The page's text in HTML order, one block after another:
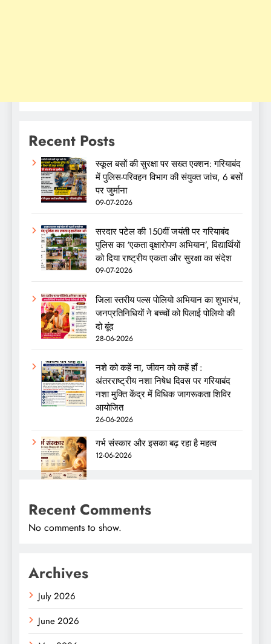
Recent Posts
स्कूल बसों की सुरक्षा पर सख्त एक्शन: गरियाबंद
में पुलिस-परिवहन विभाग की संयुक्त जांच, 6 बसों
पर जुर्माना
09-07-2026
सरदार पटेल की 150वीं जयंती पर गरियाबंद
पुलिस का ‘एकता वृक्षारोपण अभियान’, विद्यार्थियों
को दिया राष्ट्रीय एकता और सुरक्षा का संदेश
09-07-2026
जिला स्तरीय पल्स पोलियो अभियान का शुभारंभ,
जनप्रतिनिधियों ने बच्चों को पिलाई पोलियो की
दो बूंद
28-06-2026
नशे को कहें ना, जीवन को कहें हाँ :
अंतरराष्ट्रीय नशा निषेध दिवस पर गरियाबंद
नशा मुक्ति केंद्र में विधिक जागरूकता शिविर
आयोजित
26-06-2026
गर्भ संस्कार और इसका बढ़ रहा है महत्व
12-06-2026
Recent Comments
No comments to show.
Archives
July 2026
June 2026